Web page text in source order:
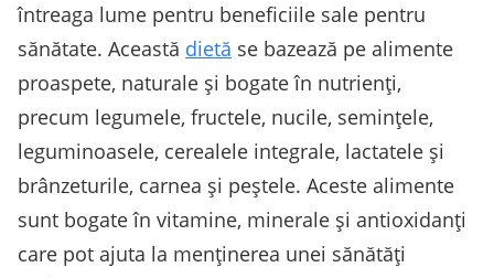
întreaga lume pentru beneficiile sale pentru
sănătate. Această dietă se bazează pe alimente
proaspete, naturale și bogate în nutrienți,
precum legumele, fructele, nucile, semințele,
leguminoasele, cerealele integrale, lactatele și
brânzeturile, carnea și peștele. Aceste alimente
sunt bogate în vitamine, minerale și antioxidanți
care pot ajuta la menținerea unei sănătăți